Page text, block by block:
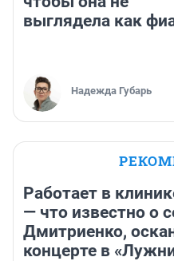
выглядела как
Надежда Губарь
Работает в
— что известно о
Дмитриенко,
концерте в